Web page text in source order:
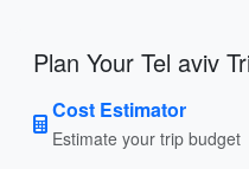
Plan Your Tel aviv
Cost Estimator
Estimate your trip budget